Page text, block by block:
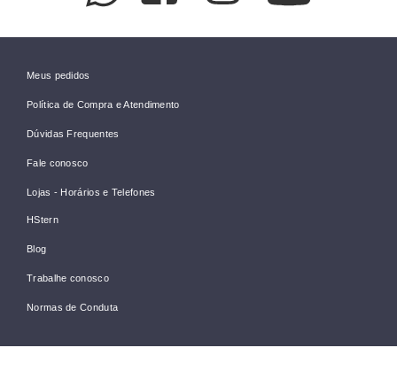
Meus pedidos
Política de Compra e Atendimento
Dúvidas Frequentes
Fale conosco
Lojas - Horários e Telefones
HStern
Blog
Trabalhe conosco
Normas de Conduta